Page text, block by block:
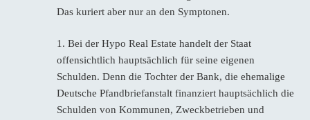
Das kuriert aber nur an den Symptonen.
1. Bei der Hypo Real Estate handelt der Staat
offensichtlich hauptsächlich für seine eigenen
Schulden. Denn die Tochter der Bank, die ehemalige
Deutsche Pfandbriefanstalt finanziert hauptsächlich die
Schulden von Kommunen, Zweckbetrieben und